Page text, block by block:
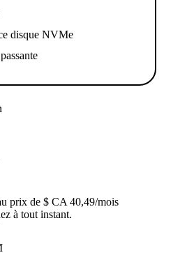
disque NVMe
prix de $ CA 40,49/mois
à tout instant.